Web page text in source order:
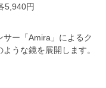
5,940円
ー「Amira」によるク
うな鏡を展開します。